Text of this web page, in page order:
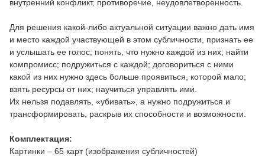
внутренний конфликт, противоречие, неудовлетворенность.
Для решения какой-либо актуальной ситуации важно дать имя
и место каждой участвующей в этом субличности, признать ее
и услышать ее голос; понять, что нужно каждой из них; найти
компромисс; подружиться с каждой; договориться с ними
какой из них нужно здесь больше проявиться, которой мало;
взять ресурсы от них; научиться управлять ими.
Их нельзя подавлять, «убивать», а нужно подружиться и
трансформировать, раскрыв их способности и возможности.
Комплектация:
Картинки – 65 карт (изображения субличностей)